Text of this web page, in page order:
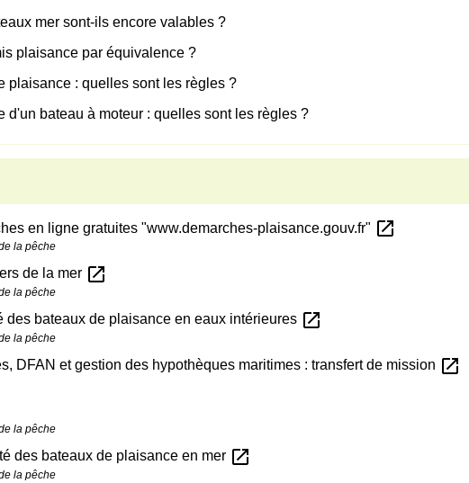
mer sont-ils encore valables ?
plaisance par équivalence ?
plaisance : quelles sont les règles ?
d'un bateau à moteur : quelles sont les règles ?
en ligne gratuites "www.demarches-plaisance.gouv.fr" open_in_new
la pêche
de la mer open_in_new
la pêche
des bateaux de plaisance en eaux intérieures open_in_new
la pêche
DFAN et gestion des hypothèques maritimes : transfert de mission open_in_new
la pêche
des bateaux de plaisance en mer open_in_new
la pêche